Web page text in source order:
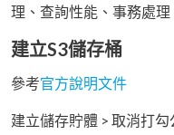
理、查詢性能、事務處理
建立S3儲存桶
參考官方說明文件
建立儲存貯體 > 取消打